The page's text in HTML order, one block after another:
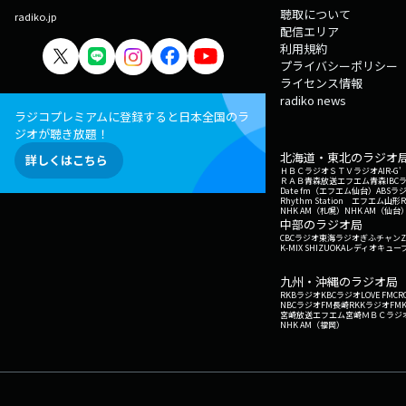
radiko.jp
ラジコプレミアムに登録すると日本全国のラ
ジオが聴き放題！
詳しくはこちら
聴取について
配信エリア
利用規約
プライバシーポリシー
ライセンス情報
radiko news
北海道・東北のラジオ
ＨＢＣラジオＳＴＶラジオAIR-G'
ＲＡＢ青森放送エフエム青森IBC
Date fm（エフエム仙台） ABSラ
Rhythm Station エフエム山形
NHK AM（札幌） NHK AM（仙台
中部のラジオ局
CBCラジオ東海ラジオぎふチャン
K-MIX SHIZUOKAレディオキュー
九州・沖縄のラジオ局
RKBラジオKBCラジオLOVE FM
NBCラジオFM長崎RKKラジオ
宮崎放送エフエム宮崎ＭＢＣラジ
NHK AM（福岡）